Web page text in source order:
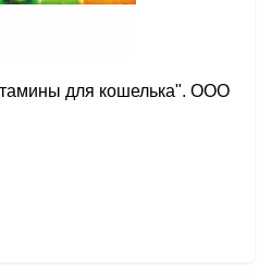
для кошелька". ООО